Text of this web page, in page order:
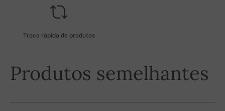
Troca rápida de produtos
Produtos semelhantes